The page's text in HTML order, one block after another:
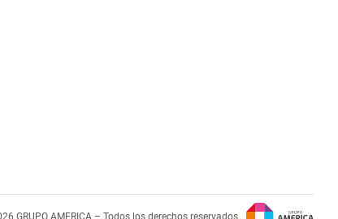
GRUPO AMERICA – Todos los derechos reservados